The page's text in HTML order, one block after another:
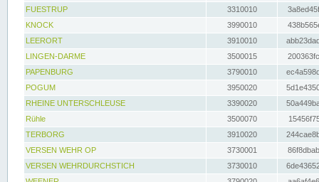
FUESTRUP
3310010
KNOCK
3990010
LEERORT
3910010
LINGEN-DARME
3500015
PAPENBURG
3790010
POGUM
3950020
RHEINE UNTERSCHLEUSE
3390020
Rühle
3500070
TERBORG
3910020
VERSEN WEHR OP
3730001
VERSEN WEHRDURCHSTICH
3730010